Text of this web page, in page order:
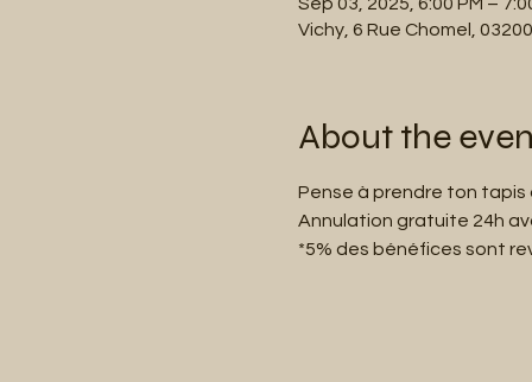
Vichy, 6 Rue Chomel,
About the
Pense à prendre ton tapis
Annulation gratuite 24h
*5% des bénéfices sont